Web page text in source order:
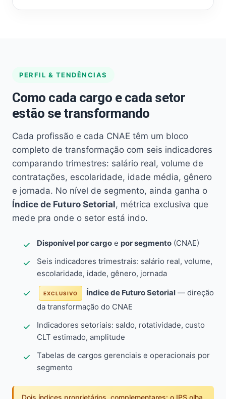
PERFIL & TENDÊNCIAS
Como cada cargo e cada setor
estão se transformando
Cada profissão e cada CNAE têm um bloco
completo de transformação com seis indicadores
comparando trimestres: salário real, volume de
contratações, escolaridade, idade média, gênero
e jornada. No nível de segmento, ainda ganha o
Índice de Futuro Setorial, métrica exclusiva que
mede pra onde o setor está indo.
Disponível por cargo e por segmento (CNAE)
Seis indicadores trimestrais: salário real, volume,
escolaridade, idade, gênero, jornada
EXCLUSIVO Índice de Futuro Setorial — direção
da transformação do CNAE
Indicadores setoriais: saldo, rotatividade, custo
CLT estimado, amplitude
Tabelas de cargos gerenciais e operacionais por
segmento
Dois índices proprietários, complementares: o IPS olha